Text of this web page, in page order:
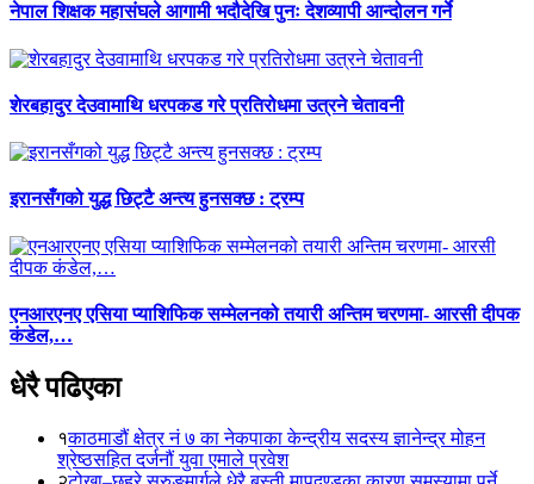
नेपाल शिक्षक महासंघले आगामी भदौदेखि पुनः देशव्यापी आन्दोलन गर्ने
शेरबहादुर देउवामाथि धरपकड गरे प्रतिरोधमा उत्रने चेतावनी
इरानसँगको युद्ध छिट्टै अन्त्य हुनसक्छ : ट्रम्प
एनआरएनए एसिया प्याशिफिक सम्मेलनको तयारी अन्तिम चरणमा- आरसी दीपक
कंडेल,…
धेरै पढिएका
१काठमाडौं क्षेत्र नं ७ का नेकपाका केन्द्रीय सदस्य ज्ञानेन्द्र मोहन
श्रेष्ठसहित दर्जनौं युवा एमाले प्रवेश